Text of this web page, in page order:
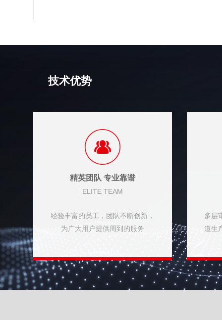
技术优势
精英团队 专业靠谱
ELITE TEAM
经验丰富的员工，团队不断创新，
为广大用户提供周到的服务
多层
道生